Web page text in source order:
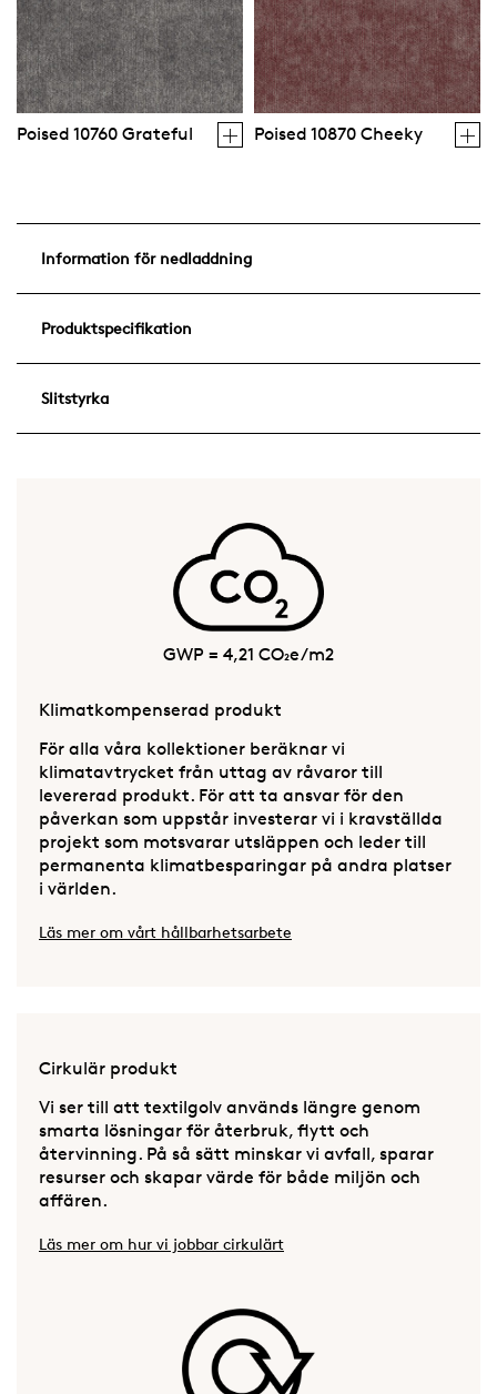
Poised 10760 Grateful Poised 10870 Cheeky
Information för nedladdning
Produktspecifikation
Slitstyrka
Klimatkompenserad produkt
För alla våra kollektioner beräknar vi
klimatavtrycket från uttag av råvaror till
levererad produkt. För att ta ansvar för den
påverkan som uppstår investerar vi i kravställda
projekt som motsvarar utsläppen och leder till
permanenta klimatbesparingar på andra platser
i världen.
Läs mer om vårt hållbarhetsarbete
GWP = 4,21 CO₂e/m2
Cirkulär produkt
Vi ser till att textilgolv används längre genom
smarta lösningar för återbruk, flytt och
återvinning. På så sätt minskar vi avfall, sparar
resurser och skapar värde för både miljön och
affären.
Läs mer om hur vi jobbar cirkulärt